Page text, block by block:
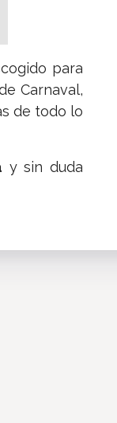
para
Carnaval,
de todo lo
y sin duda